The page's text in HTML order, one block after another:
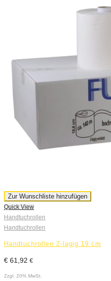
Zur Wunschliste hinzufügen
Quick View
Handtuchrollen
Handtuchrollen
Handtuchrollen 2-lagig 19 cm
€ 61,92 €
Zzgl. 20% MwSt.